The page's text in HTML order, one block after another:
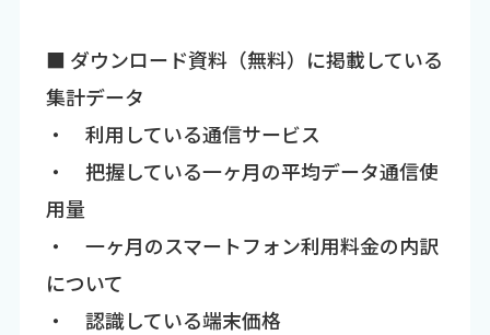
■ ダウンロード資料（無料）に掲載している
集計データ
・ 利用している通信サービス
・ 把握している一ヶ月の平均データ通信使
用量
・ 一ヶ月のスマートフォン利用料金の内訳
について
・ 認識している端末価格